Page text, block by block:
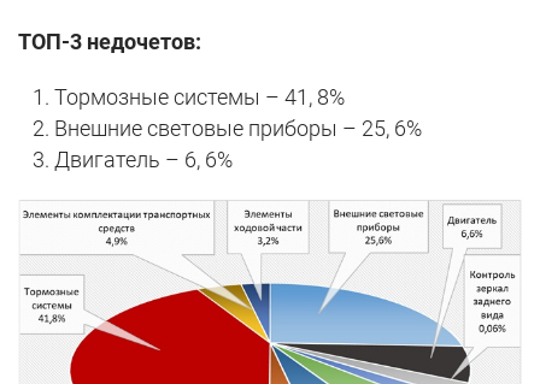
ТОП-3 недочетов:
Тормозные системы – 41, 8%
Внешние световые приборы – 25, 6%
Двигатель – 6, 6%